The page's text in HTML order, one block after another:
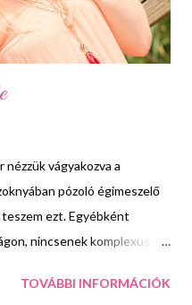
vágyakozva a
pózoló égimeszelő
ezt. Egyébként
nincsenek komplexusaim
lányoktól. A maxi szoknya
TOVÁBBI INFORMÁCIÓK